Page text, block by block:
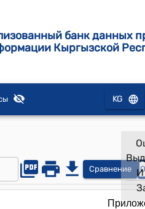
банк данных
Кыргызской
KG
Сравнение И